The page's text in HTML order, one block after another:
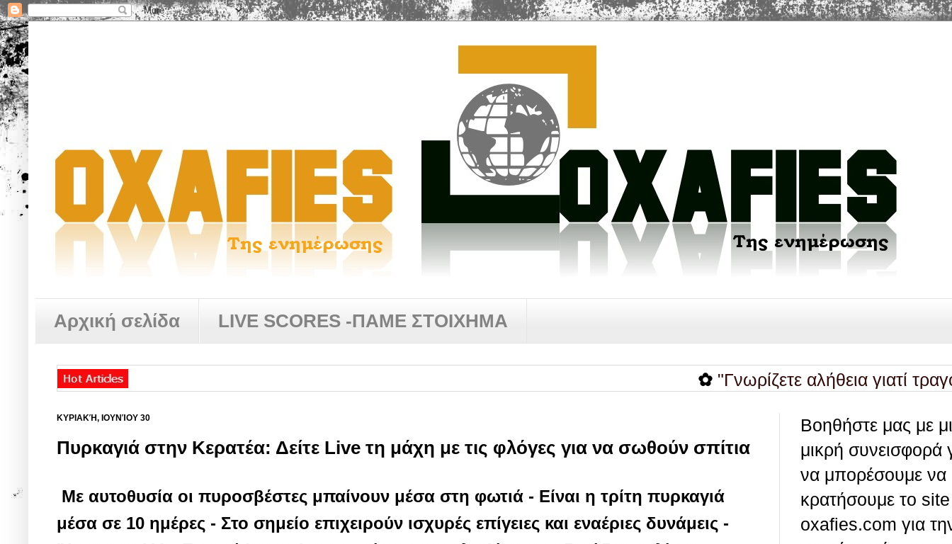
Αρχική σελίδα LIVE SCORES -ΠΑΜΕ ΣΤΟΙΧΗΜΑ
"Γνωρίζετε αλήθεια γιατί
ΚΥΡΙΑΚΉ, ΙΟΥΝΊΟΥ 30
Πυρκαγιά στην Κερατέα: Δείτε Live τη μάχη με τις φλόγες για να σωθούν σπίτια
Με αυτοθυσία οι πυροσβέστες μπαίνουν μέσα στη φωτιά - Είναι η τρίτη πυρκαγιά
μέσα σε 10 ημέρες - Στο σημείο επιχειρούν ισχυρές επίγειες και εναέριες δυνάμεις -
Βοηθήστε μας με
μικρή συνεισφορά
να μπορέσουμε να
κρατήσουμε το site
oxafies.com για